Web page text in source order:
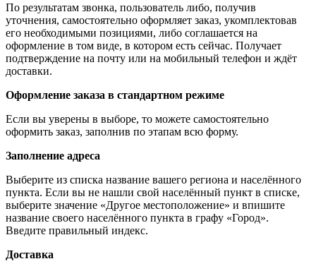
По результатам звонка, пользователь либо, получив
уточнения, самостоятельно оформляет заказ, укомплектовав
его необходимыми позициями, либо соглашается на
оформление в том виде, в котором есть сейчас. Получает
подтверждение на почту или на мобильный телефон и ждёт
доставки.
Оформление заказа в стандартном режиме
Если вы уверены в выборе, то можете самостоятельно
оформить заказ, заполнив по этапам всю форму.
Заполнение адреса
Выберите из списка название вашего региона и населённого
пункта. Если вы не нашли свой населённый пункт в списке,
выберите значение «Другое местоположение» и впишите
название своего населённого пункта в графу «Город».
Введите правильный индекс.
Доставка